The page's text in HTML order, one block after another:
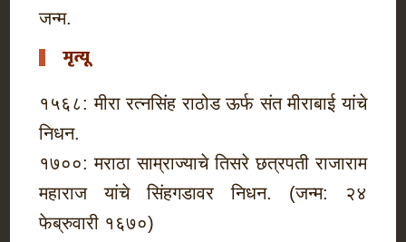
जन्म.
मृत्यू
१५६८: मीरा रत्‍नसिंह राठोड ऊर्फ संत मीराबाई यांचे
निधन.
१७००: मराठा साम्राज्याचे तिसरे छत्रपती राजाराम
महाराज यांचे सिंहगडावर निधन. (जन्म: २४
फेब्रुवारी १६७०)